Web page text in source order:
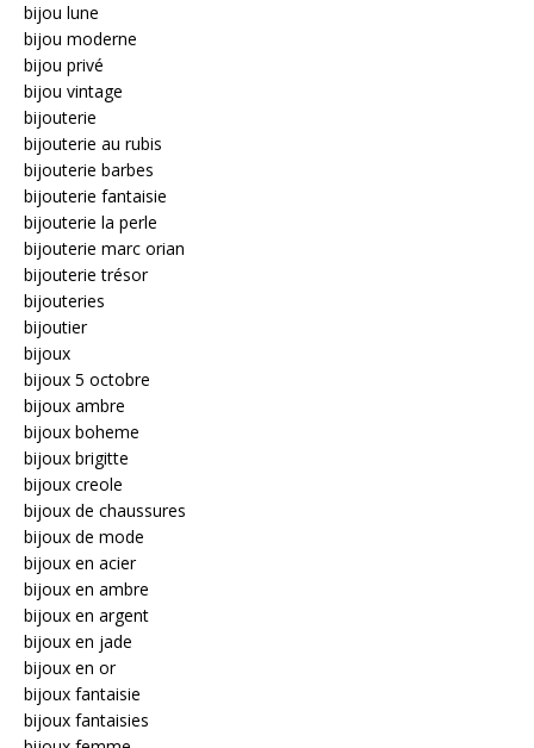
bijou lune
bijou moderne
bijou privé
bijou vintage
bijouterie
bijouterie au rubis
bijouterie barbes
bijouterie fantaisie
bijouterie la perle
bijouterie marc orian
bijouterie trésor
bijouteries
bijoutier
bijoux
bijoux 5 octobre
bijoux ambre
bijoux boheme
bijoux brigitte
bijoux creole
bijoux de chaussures
bijoux de mode
bijoux en acier
bijoux en ambre
bijoux en argent
bijoux en jade
bijoux en or
bijoux fantaisie
bijoux fantaisies